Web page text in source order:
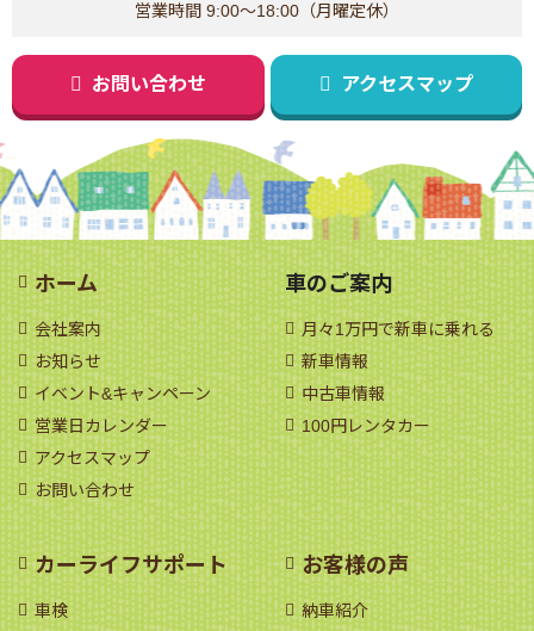
営業時間 9:00～18:00（月曜定休）
お問い合わせ アクセスマップ
ホーム
会社案内
お知らせ
イベント&キャンペーン
営業日カレンダー
アクセスマップ
お問い合わせ
車のご案内
月々1万円で新車に乗れる
新車情報
中古車情報
100円レンタカー
カーライフサポート
車検
お客様の声
納車紹介